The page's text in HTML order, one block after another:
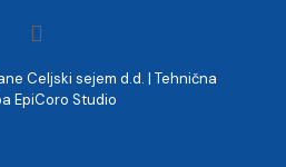
Celjski sejem d.d. | Tehnična
EpiCoro Studio